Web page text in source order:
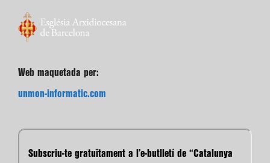
Web maquetada per:
unmon-informatic.com
Subscriu-te gratuïtament a l’e-butlletí de “Catalunya